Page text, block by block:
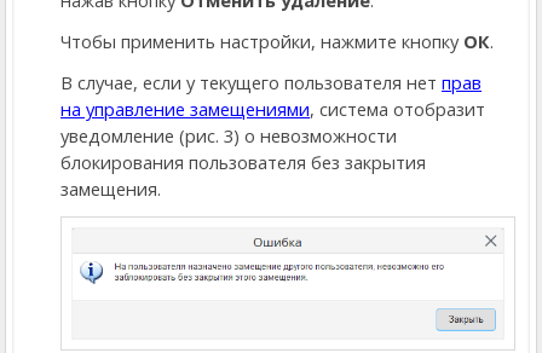
Чтобы применить настройки, нажмите кнопку ОК.
В случае, если у текущего пользователя нет прав
на управление замещениями, система отобразит
уведомление (рис. 3) о невозможности
блокирования пользователя без закрытия
замещения.